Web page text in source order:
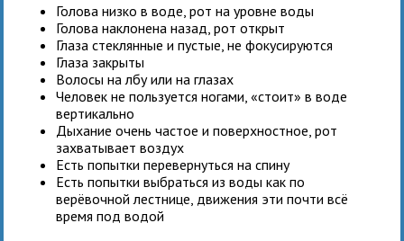
Голова низко в воде, рот на уровне воды
Голова наклонена назад, рот открыт
Глаза стеклянные и пустые, не фокусируются
Глаза закрыты
Волосы на лбу или на глазах
Человек не пользуется ногами, «стоит» в воде
вертикально
Дыхание очень частое и поверхностное, рот
захватывает воздух
Есть попытки перевернуться на спину
Есть попытки выбраться из воды как по
верёвочной лестнице, движения эти почти всё
время под водой